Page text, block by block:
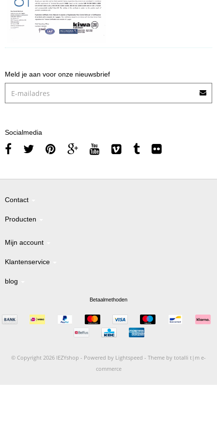
Meld je aan voor onze nieuwsbrief
Socialmedia
Contact
Producten
Mijn account
Klantenservice
blog
Betaalmethoden
© Copyright 2026 IEZYshop - Powered by Lightspeed - Theme by totalli t|m e-
commerce